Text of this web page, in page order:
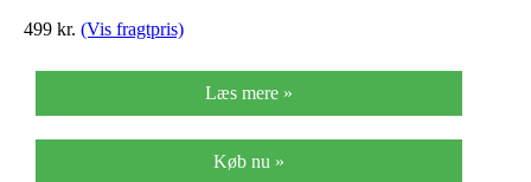
499 kr. (Vis fragtpris)
Læs mere »
Køb nu »